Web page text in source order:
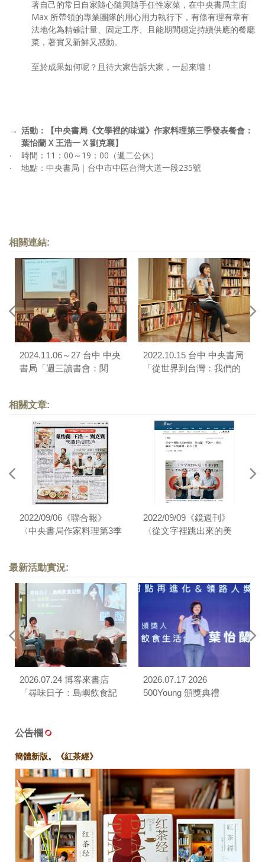
著自己的常日自家隨心隨興隨手任性家菜，在中央書局主廚
Max 所帶領的專業團隊的用心用力執行下，有條有理有章有
法地化為精確計量、固定工序、且能期間穩定持續供應的餐廳
菜，著實又新鮮又感動。
至於成果如何呢？且待大家告訴大家，一起來嚐！
→ 活動：【中央書局《文學裡的味道》作家料理第三季發表餐會：
葉怡蘭 X 王浩一 X 劉克襄】
‧
時間：11：00～19：00（週二公休）
‧
地點：中央書局｜台中市中區台灣大道一段235號
相關連結:
2024.11.06～27 台中 中央
書局「週三讀書會：閱
2022.10.15 台中 中央書局
「從世界到台灣：我們的
相關文章:
2022/09/06《聯合報》
〈中央書局作家料理第3季
2022/09/09《鏡週刊》
〈從文字裡跳出來的美
最新活動實況:
2026.07.24 博客來書店
「尋味日子：島嶼飲食記
2026.07.17 2026
500Young 頒獎典禮
公告欄
簡體新版。《紅茶經》